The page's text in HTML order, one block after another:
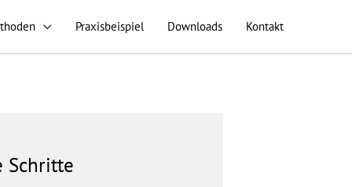
Praxisbeispiel Downloads Kontakt
Schritte